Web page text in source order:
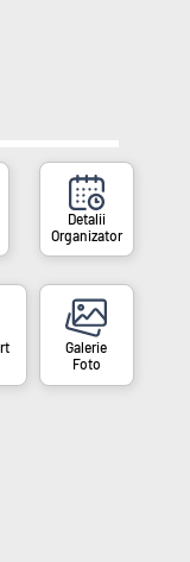
Organizator
Galerie
Foto